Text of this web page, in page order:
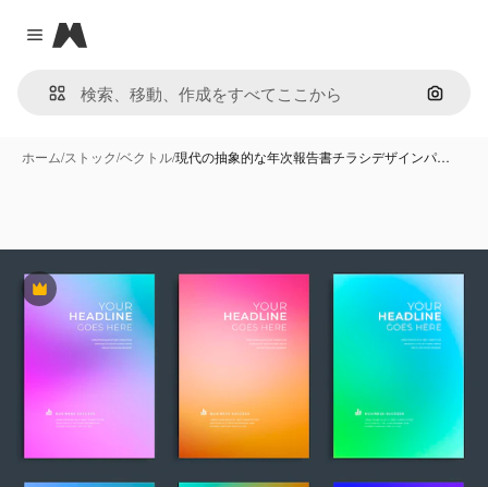
Close menu
Magnific
画像で
ホーム/ストック/ベクトル/現代の抽象的な年次報告書チラシデザインパ…
Premium